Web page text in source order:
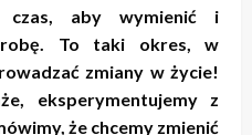
czas, aby wymienić i
To taki okres, w
zmiany w życie!
eksperymentujemy z
że chcemy zmienić